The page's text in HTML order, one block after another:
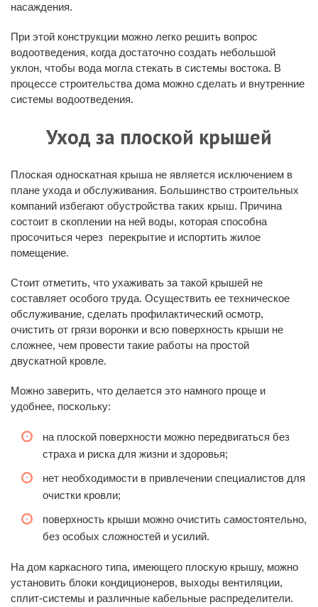
насаждения.
При этой конструкции можно легко решить вопрос
водоотведения, когда достаточно создать небольшой
уклон, чтобы вода могла стекать в системы востока. В
процессе строительства дома можно сделать и внутренние
системы водоотведения.
Уход за плоской крышей
Плоская односкатная крыша не является исключением в
плане ухода и обслуживания. Большинство строительных
компаний избегают обустройства таких крыш. Причина
состоит в скоплении на ней воды, которая способна
просочиться через перекрытие и испортить жилое
помещение.
Стоит отметить, что ухаживать за такой крышей не
составляет особого труда. Осуществить ее техническое
обслуживание, сделать профилактический осмотр,
очистить от грязи воронки и всю поверхность крыши не
сложнее, чем провести такие работы на простой
двускатной кровле.
Можно заверить, что делается это намного проще и
удобнее, поскольку:
на плоской поверхности можно передвигаться без
страха и риска для жизни и здоровья;
нет необходимости в привлечении специалистов для
очистки кровли;
поверхность крыши можно очистить самостоятельно,
без особых сложностей и усилий.
На дом каркасного типа, имеющего плоскую крышу, можно
установить блоки кондиционеров, выходы вентиляции,
сплит-системы и различные кабельные распределители.